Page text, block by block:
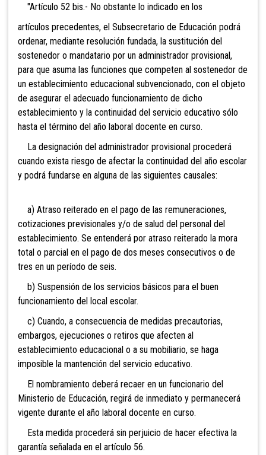
"Artículo 52 bis.- No obstante lo indicado en los
artículos precedentes, el Subsecretario de Educación podrá
ordenar, mediante resolución fundada, la sustitución del
sostenedor o mandatario por un administrador provisional,
para que asuma las funciones que competen al sostenedor de
un establecimiento educacional subvencionado, con el objeto
de asegurar el adecuado funcionamiento de dicho
establecimiento y la continuidad del servicio educativo sólo
hasta el término del año laboral docente en curso.
La designación del administrador provisional procederá
cuando exista riesgo de afectar la continuidad del año escolar
y podrá fundarse en alguna de las siguientes causales:
a) Atraso reiterado en el pago de las remuneraciones,
cotizaciones previsionales y/o de salud del personal del
establecimiento. Se entenderá por atraso reiterado la mora
total o parcial en el pago de dos meses consecutivos o de
tres en un período de seis.
b) Suspensión de los servicios básicos para el buen
funcionamiento del local escolar.
c) Cuando, a consecuencia de medidas precautorias,
embargos, ejecuciones o retiros que afecten al
establecimiento educacional o a su mobiliario, se haga
imposible la mantención del servicio educativo.
El nombramiento deberá recaer en un funcionario del
Ministerio de Educación, regirá de inmediato y permanecerá
vigente durante el año laboral docente en curso.
Esta medida procederá sin perjuicio de hacer efectiva la
garantía señalada en el artículo 56.